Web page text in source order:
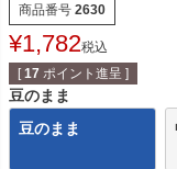
商品番号 2630
¥1,782税込
[ 17 ポイント進呈 ]
豆のまま
豆のまま